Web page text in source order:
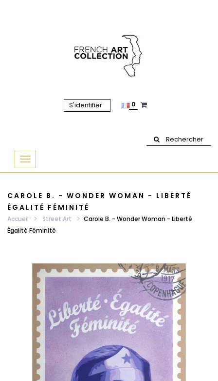
S'identifier 0
Rechercher
Basculer
la
CAROLE B. - WONDER WOMAN - LIBERTÉ
ÉGALITÉ FÉMINITÉ
Accueil Street Art
Carole B. - Wonder Woman - Liberté
Égalité Féminité